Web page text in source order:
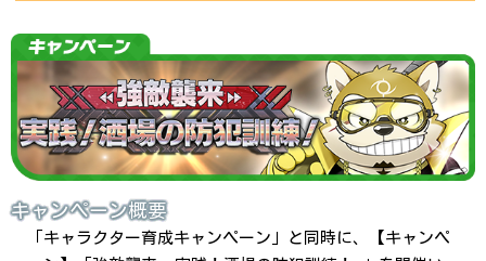
キャンペーン概要
「キャラクター育成キャンペーン」と同時に、【キャンペ